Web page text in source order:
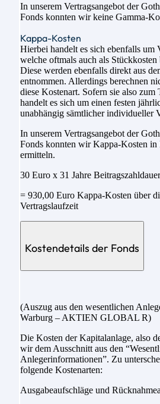
In unserem Vertragsangebot der
Fonds konnten wir keine Gamma-
Kappa-Kosten
Hierbei handelt es sich ebenfalls um
welche oftmals auch als Stückkosten
Diese werden ebenfalls direkt aus
entnommen. Allerdings berechnen
diese Kostenart. Sofern sie also zum
handelt es sich um einen festen
unabhängig sämtlicher individueller
In unserem Vertragsangebot der
Fonds konnten wir Kappa-Kosten in
ermitteln.
30 Euro x 31 Jahre Beitragszahldauer
= 930,00 Euro Kappa-Kosten über
Vertragslaufzeit
Kostendetails der Fonds
(Auszug aus den wesentlichen
Warburg – AKTIEN GLOBAL R)
Die Kosten der Kapitalanlage, also
wir dem Ausschnitt aus den
Anlegerinformationen”. Zu
folgende Kostenarten:
Ausgabeaufschläge und